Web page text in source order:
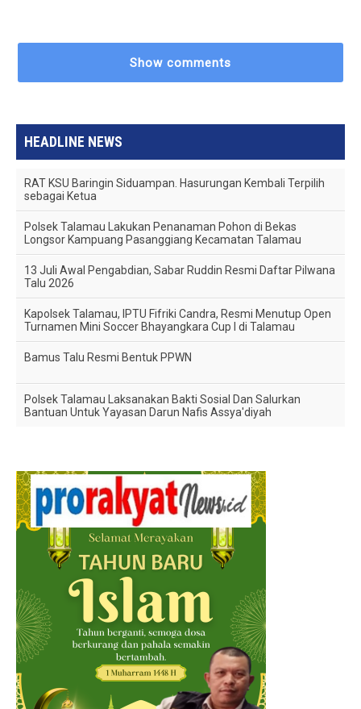
Show comments
HEADLINE NEWS
RAT KSU Baringin Siduampan. Hasurungan Kembali Terpilih
sebagai Ketua
Polsek Talamau Lakukan Penanaman Pohon di Bekas
Longsor Kampuang Pasanggiang Kecamatan Talamau
13 Juli Awal Pengabdian, Sabar Ruddin Resmi Daftar Pilwana
Talu 2026
Kapolsek Talamau, IPTU Fifriki Candra, Resmi Menutup Open
Turnamen Mini Soccer Bhayangkara Cup I di Talamau
Bamus Talu Resmi Bentuk PPWN
Polsek Talamau Laksanakan Bakti Sosial Dan Salurkan
Bantuan Untuk Yayasan Darun Nafis Assya'diyah